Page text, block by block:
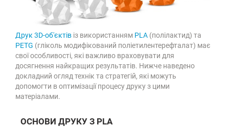
Друк 3D-об'єктів із використанням PLA (полілактид) та
PETG (гліколь модифікований поліетилентерефталат) має
свої особливості, які важливо враховувати для
досягнення найкращих результатів. Нижче наведено
докладний огляд технік та стратегій, які можуть
допомогти в оптимізації процесу друку з цими
матеріалами.
ОСНОВИ ДРУКУ З PLA